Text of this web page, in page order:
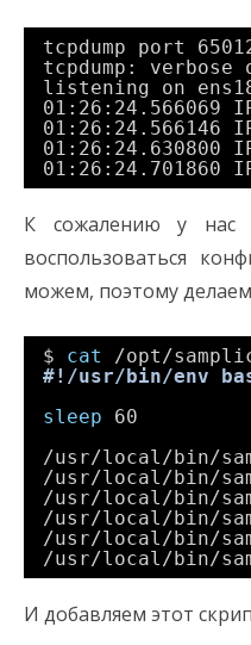
tcpdump port
tcpdump:
listening on
01:26:24.566069
01:26:24.566146
01:26:24.630800
01:26:24.701860
К сожалению у нас
воспользоваться
можем, поэтому
$ cat /opt/
#!/usr/bin/env
sleep
60
/usr/local/bin/
/usr/local/bin/
/usr/local/bin/
/usr/local/bin/
/usr/local/bin/
/usr/local/bin/
И добавляем этот